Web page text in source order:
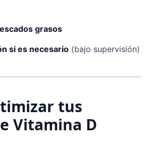
grasos
si es necesario (bajo supervisión)
tus
Vitamina D